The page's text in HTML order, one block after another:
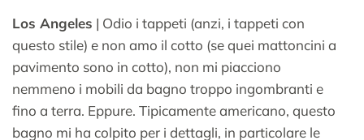
Los Angeles | Odio i tappeti (anzi, i tappeti con
questo stile) e non amo il cotto (se quei mattoncini a
pavimento sono in cotto), non mi piacciono
nemmeno i mobili da bagno troppo ingombranti e
fino a terra. Eppure. Tipicamente americano, questo
bagno mi ha colpito per i dettagli, in particolare le